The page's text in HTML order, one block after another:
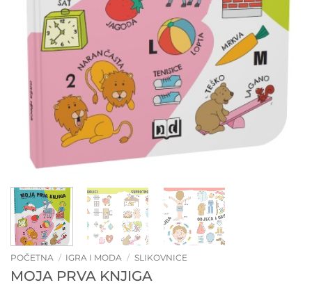
POČETNA / IGRA I MODA / SLIKOVNICE
MOJA PRVA KNJIGA